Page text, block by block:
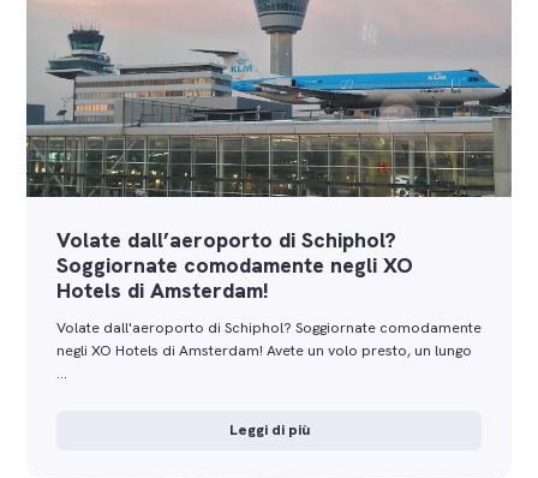
Volate dall’aeroporto di Schiphol?
Soggiornate comodamente negli XO
Hotels di Amsterdam!
Volate dall'aeroporto di Schiphol? Soggiornate comodamente
negli XO Hotels di Amsterdam! Avete un volo presto, un lungo
…
Leggi di più